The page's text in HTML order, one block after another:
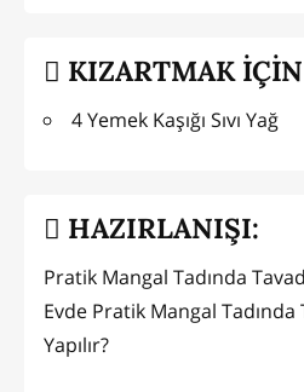
KIZARTMAK
4 Yemek Kaşığı Sıvı Yağ
HAZIRLANIŞI:
Pratik Mangal Tadında
Evde Pratik Mangal Tadında
Yapılır?